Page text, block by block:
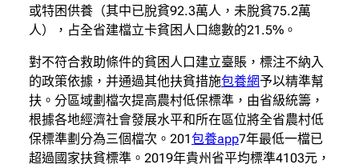
或特困供養（其中已脫貧92.3萬人，未脫貧75.2萬
人），占全省建檔立卡貧困人口總數的21.5%。
對不符合救助條件的貧困人口建立臺賬，標注不納入
的政策依據，并通過其他扶貧措施包養網予以精準幫
扶。分區域劃檔次提高農村低保標準，由省級統籌，
根據各地經濟社會發展水平和所在區位將全省農村低
保標準劃分為三個檔次。201包養app7年最低一檔已
超過國家扶貧標準。2019年貴州省平均標準4103元，